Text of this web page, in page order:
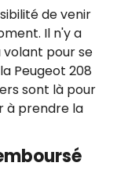
de venir
Il n'y a
volant pour se
Peugeot 208
sont là pour
à prendre la